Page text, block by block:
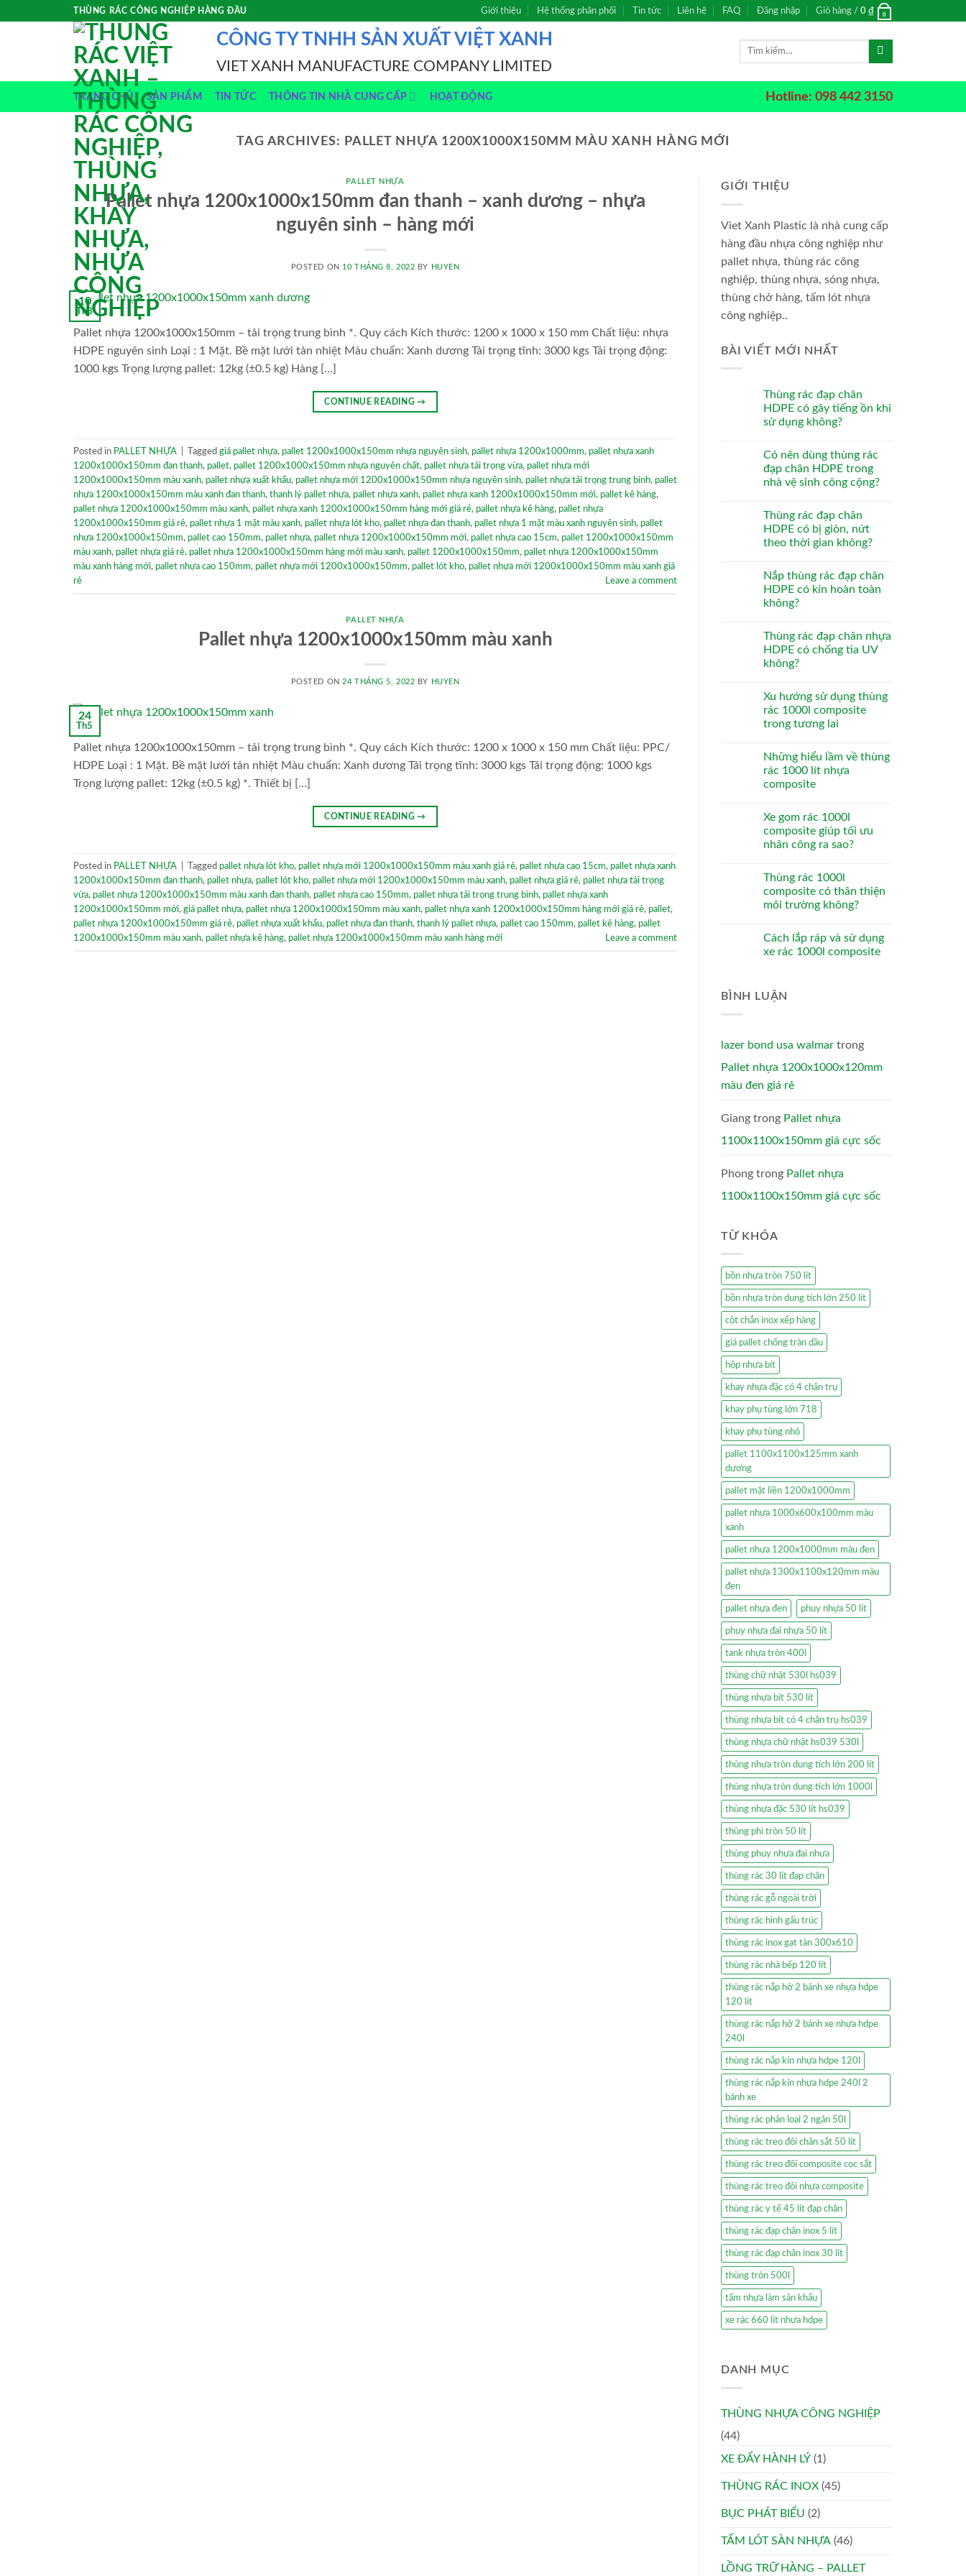
THÙNG RÁC CÔNG NGHIỆP HÀNG ĐẦU Giới thiệu Hệ thống phân phối Tin tức Liên hệ FAQ Đăng nhập Giỏ hàng / 0 ₫ 0
CÔNG TY TNHH SẢN XUẤT VIỆT XANH
VIET XANH MANUFACTURE COMPANY LIMITED
Tìm
TRANG CHỦ SẢN PHẨM TIN TỨC THÔNG TIN NHÀ CUNG CẤP HOẠT ĐỘNG Hotline: 098 442 3150
TAG ARCHIVES: PALLET NHỰA 1200X1000X150MM MÀU XANH HÀNG MỚI
PALLET NHỰA
Pallet nhựa 1200x1000x150mm đan thanh – xanh dương – nhựa
nguyên sinh – hàng mới
POSTED ON 10 THÁNG 8, 2022 BY HUYEN
10
Th8
Pallet nhựa 1200x1000x150mm – tải trọng trung bình *. Quy cách Kích thước: 1200 x 1000 x 150 mm Chất liệu: nhựa
HDPE nguyên sinh Loại : 1 Mặt. Bề mặt lưới tản nhiệt Màu chuẩn: Xanh dương Tải trọng tĩnh: 3000 kgs Tải trọng động:
1000 kgs Trọng lượng pallet: 12kg (±0.5 kg) Hàng […]
CONTINUE READING→
Posted in PALLET NHỰA Tagged giá pallet nhựa, pallet 1200x1000x150mm nhựa nguyên sinh, pallet nhựa 1200x1000mm, pallet nhựa xanh
1200x1000x150mm đan thanh, pallet, pallet 1200x1000x150mm nhựa nguyên chất, pallet nhựa tải trọng vừa, pallet nhựa mới
1200x1000x150mm màu xanh, pallet nhựa xuất khẩu, pallet nhựa mới 1200x1000x150mm nhựa nguyên sinh, pallet nhựa tải trọng trung bình, pallet
nhựa 1200x1000x150mm màu xanh đan thanh, thanh lý pallet nhựa, pallet nhựa xanh, pallet nhựa xanh 1200x1000x150mm mới, pallet kê hàng,
pallet nhựa 1200x1000x150mm màu xanh, pallet nhựa xanh 1200x1000x150mm hàng mới giá rẻ, pallet nhựa kê hàng, pallet nhựa
1200x1000x150mm giá rẻ, pallet nhựa 1 mặt màu xanh, pallet nhựa lót kho, pallet nhựa đan thanh, pallet nhựa 1 mặt màu xanh nguyên sinh, pallet
nhựa 1200x1000x150mm, pallet cao 150mm, pallet nhựa, pallet nhựa 1200x1000x150mm mới, pallet nhựa cao 15cm, pallet 1200x1000x150mm
màu xanh, pallet nhựa giá rẻ, pallet nhựa 1200x1000x150mm hàng mới màu xanh, pallet 1200x1000x150mm, pallet nhựa 1200x1000x150mm
màu xanh hàng mới, pallet nhựa cao 150mm, pallet nhựa mới 1200x1000x150mm, pallet lót kho, pallet nhựa mới 1200x1000x150mm màu xanh giá
rẻ
Leave a comment
PALLET NHỰA
Pallet nhựa 1200x1000x150mm màu xanh
POSTED ON24 THÁNG 5, 2022 BY HUYEN
24
Th5
Pallet nhựa 1200x1000x150mm – tải trọng trung bình *. Quy cách Kích thước: 1200 x 1000 x 150 mm Chất liệu: PPC/
HDPE Loại : 1 Mặt. Bề mặt lưới tản nhiệt Màu chuẩn: Xanh dương Tải trọng tĩnh: 3000 kgs Tải trọng động: 1000 kgs
Trọng lượng pallet: 12kg (±0.5 kg) *. Thiết bị […]
CONTINUE READING→
Posted in PALLET NHỰA Tagged pallet nhựa lót kho, pallet nhựa mới 1200x1000x150mm màu xanh giá rẻ, pallet nhựa cao 15cm, pallet nhựa xanh
1200x1000x150mm đan thanh, pallet nhựa, pallet lót kho, pallet nhựa mới 1200x1000x150mm màu xanh, pallet nhựa giá rẻ, pallet nhựa tải trọng
vừa, pallet nhựa 1200x1000x150mm màu xanh đan thanh, pallet nhựa cao 150mm, pallet nhựa tải trọng trung bình, pallet nhựa xanh
1200x1000x150mm mới, giá pallet nhựa, pallet nhựa 1200x1000x150mm màu xanh, pallet nhựa xanh 1200x1000x150mm hàng mới giá rẻ, pallet,
pallet nhựa 1200x1000x150mm giá rẻ, pallet nhựa xuất khẩu, pallet nhựa đan thanh, thanh lý pallet nhựa, pallet cao 150mm, pallet kê hàng, pallet
1200x1000x150mm màu xanh, pallet nhựa kê hàng, pallet nhựa 1200x1000x150mm màu xanh hàng mới Leave a comment
GIỚI THIỆU
Viet Xanh Plastic là nhà cung cấp
hàng đầu nhựa công nghiệp như
pallet nhựa, thùng rác công
nghiệp, thùng nhựa, sóng nhựa,
thùng chở hàng, tấm lót nhựa
công nghiệp..
BÀI VIẾT MỚI NHẤT
Thùng rác đạp chân
HDPE có gây tiếng ồn khi
sử dụng không?
Có nên dùng thùng rác
đạp chân HDPE trong
nhà vệ sinh công cộng?
Thùng rác đạp chân
HDPE có bị giòn, nứt
theo thời gian không?
Nắp thùng rác đạp chân
HDPE có kín hoàn toàn
không?
Thùng rác đạp chân nhựa
HDPE có chống tia UV
không?
Xu hướng sử dụng thùng
rác 1000l composite
trong tương lai
Những hiểu lầm về thùng
rác 1000 lít nhựa
composite
Xe gom rác 1000l
composite giúp tối ưu
nhân công ra sao?
Thùng rác 1000l
composite có thân thiện
môi trường không?
Cách lắp ráp và sử dụng
xe rác 1000l composite
BÌNH LUẬN
lazer bond usa walmar trong
Pallet nhựa 1200x1000x120mm
màu đen giá rẻ
Giang trong Pallet nhựa
1100x1100x150mm giá cực sốc
Phong trong Pallet nhựa
1100x1100x150mm giá cực sốc
TỪ KHÓA
bồn nhựa tròn 750 lít
bồn nhựa tròn dung tích lớn 250 lít
cột chắn inox xếp hàng
giá pallet chống tràn dầu
hộp nhựa bít
khay nhựa đặc có 4 chân trụ
khay phụ tùng lớn 718
khay phụ tùng nhỏ
pallet 1100x1100x125mm xanh
dương
pallet mặt liền 1200x1000mm
pallet nhựa 1000x600x100mm màu
xanh
pallet nhựa 1200x1000mm màu đen
pallet nhựa 1300x1100x120mm màu
đen
pallet nhựa đen phuy nhựa 50 lít
phuy nhựa đai nhựa 50 lít
tank nhựa tròn 400l
thùng chữ nhật 530l hs039
thùng nhựa bít 530 lít
thùng nhựa bít có 4 chân trụ hs039
thùng nhựa chữ nhật hs039 530l
thùng nhựa tròn dung tích lớn 200 lít
thùng nhựa tròn dung tích lớn 1000l
thùng nhựa đặc 530 lít hs039
thùng phi tròn 50 lít
thùng phuy nhựa đai nhựa
thùng rác 30 lít đạp chân
thùng rác gỗ ngoài trời
thùng rác hình gấu trúc
thùng rác inox gạt tàn 300x610
thùng rác nhà bếp 120 lít
thùng rác nắp hở 2 bánh xe nhựa hdpe
120 lít
thùng rác nắp hở 2 bánh xe nhựa hdpe
240l
thùng rác nắp kín nhựa hdpe 120l
thùng rác nắp kín nhựa hdpe 240l 2
bánh xe
thùng rác phân loại 2 ngăn 50l
thùng rác treo đôi chân sắt 50 lít
thùng rác treo đôi composite cọc sắt
thùng rác treo đôi nhựa composite
thùng rác y tế 45 lít đạp chân
thùng rác đạp chân inox 5 lít
thùng rác đạp chân inox 30 lít
thùng tròn 500l
tấm nhựa làm sân khấu
xe rác 660 lít nhựa hdpe
DANH MỤC
THÙNG NHỰA CÔNG NGHIỆP
(44)
XE ĐẨY HÀNH LÝ (1)
THÙNG RÁC INOX (45)
BỤC PHÁT BIỂU (2)
TẤM LÓT SÀN NHỰA (46)
LỒNG TRỮ HÀNG – PALLET